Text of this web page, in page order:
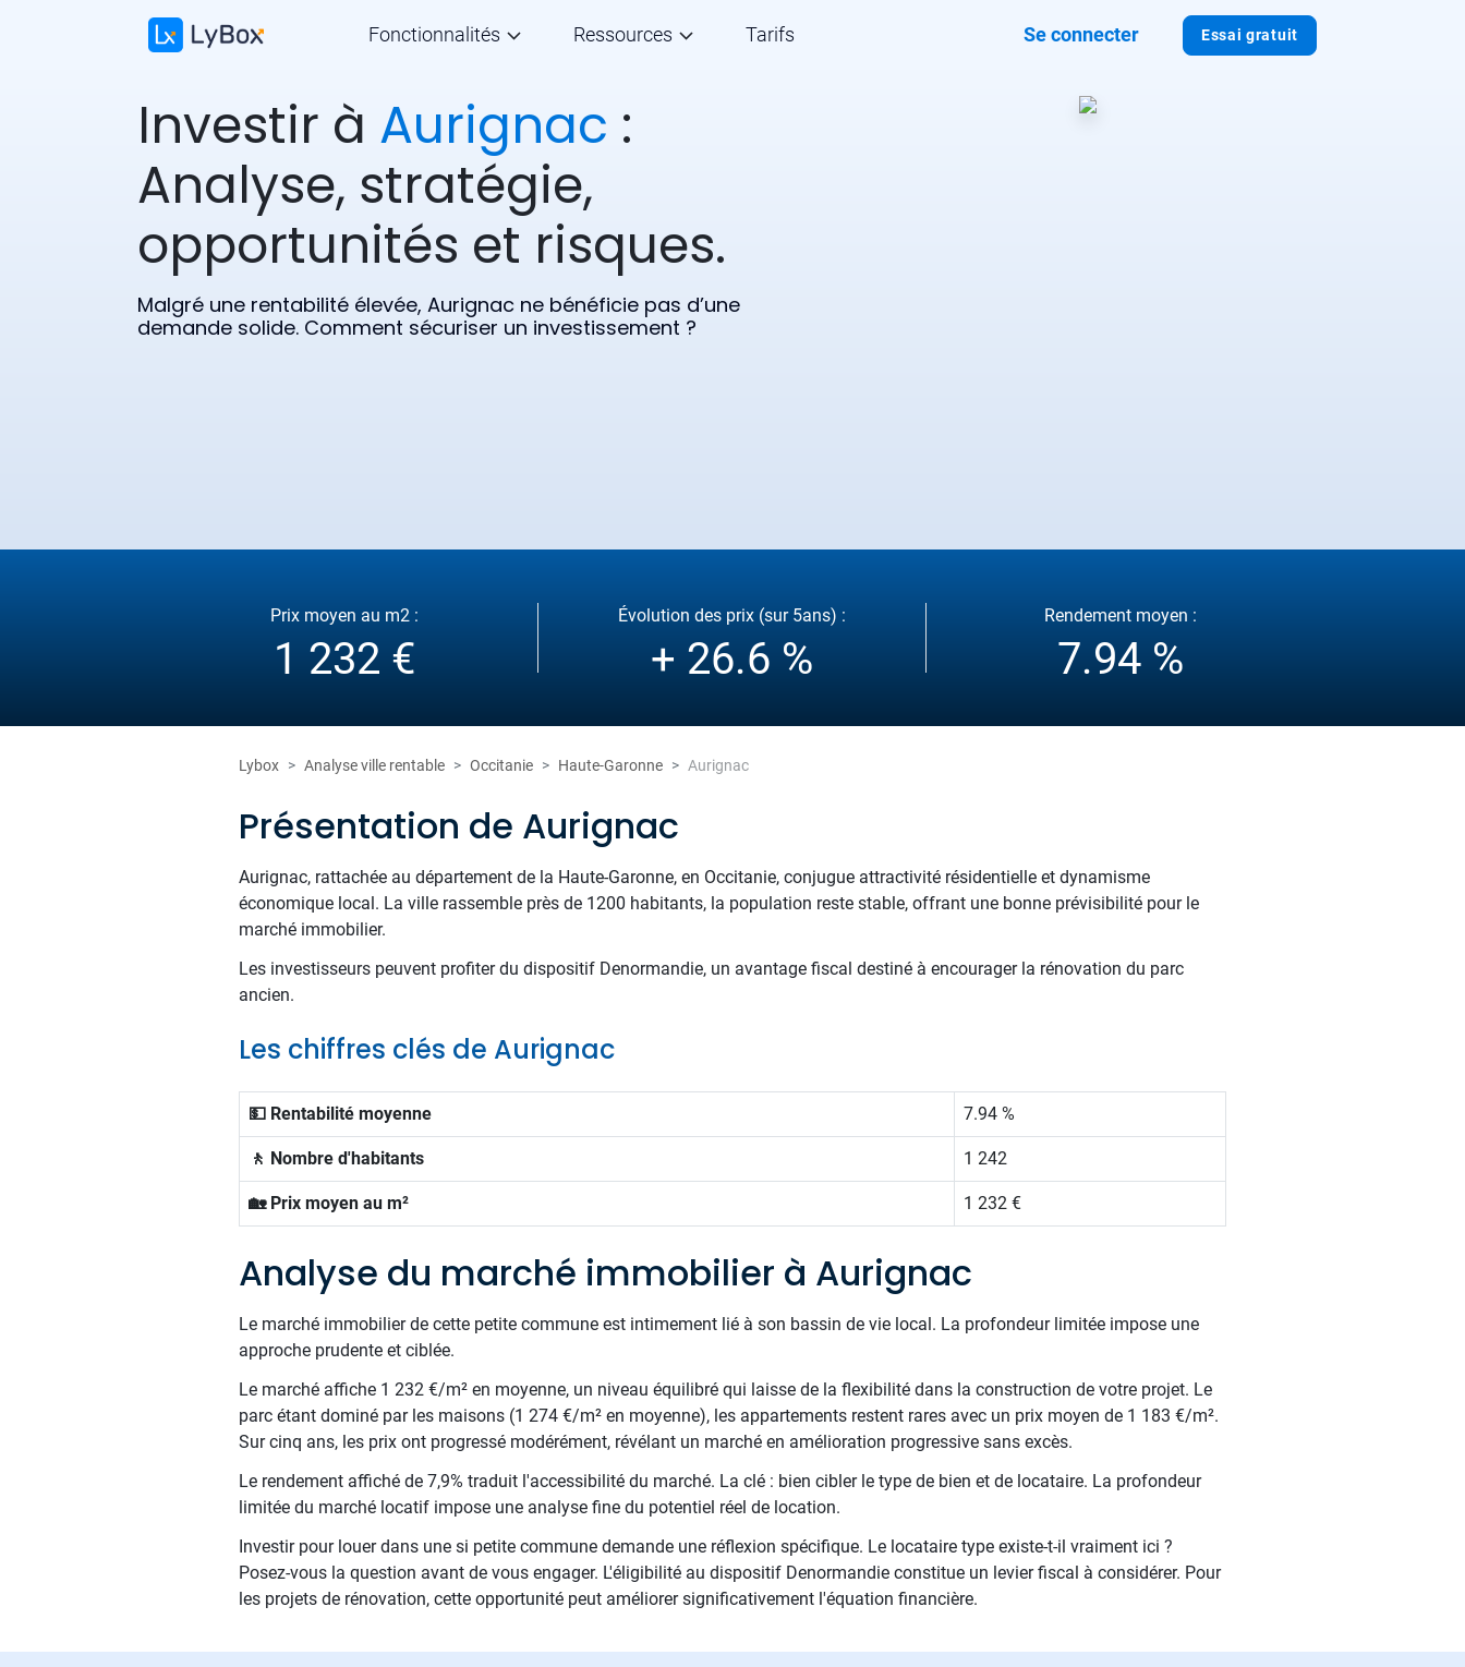
Essai gratuit
Fonctionnalités Ressources Tarifs Se connecter
Investir à Aurignac :
Analyse, stratégie,
opportunités et risques.
Malgré une rentabilité élevée, Aurignac ne bénéficie pas d’une
demande solide. Comment sécuriser un investissement ?
Prix moyen au m2 :
1 232 €
Évolution des prix (sur 5ans) :
+ 26.6 %
Rendement moyen :
7.94 %
Lybox Analyse ville rentable Occitanie Haute-Garonne Aurignac
Présentation de Aurignac
Aurignac, rattachée au département de la Haute-Garonne, en Occitanie, conjugue attractivité résidentielle et dynamisme
économique local. La ville rassemble près de 1200 habitants, la population reste stable, offrant une bonne prévisibilité pour le
marché immobilier.
Les investisseurs peuvent profiter du dispositif Denormandie, un avantage fiscal destiné à encourager la rénovation du parc
ancien.
Les chiffres clés de Aurignac
💵 Rentabilité moyenne 7.94 %
🚶 Nombre d'habitants 1 242
🏡 Prix moyen au m² 1 232 €
Analyse du marché immobilier à Aurignac
Le marché immobilier de cette petite commune est intimement lié à son bassin de vie local. La profondeur limitée impose une
approche prudente et ciblée.
Le marché affiche 1 232 €/m² en moyenne, un niveau équilibré qui laisse de la flexibilité dans la construction de votre projet. Le
parc étant dominé par les maisons (1 274 €/m² en moyenne), les appartements restent rares avec un prix moyen de 1 183 €/m².
Sur cinq ans, les prix ont progressé modérément, révélant un marché en amélioration progressive sans excès.
Le rendement affiché de 7,9% traduit l'accessibilité du marché. La clé : bien cibler le type de bien et de locataire. La profondeur
limitée du marché locatif impose une analyse fine du potentiel réel de location.
Investir pour louer dans une si petite commune demande une réflexion spécifique. Le locataire type existe-t-il vraiment ici ?
Posez-vous la question avant de vous engager. L'éligibilité au dispositif Denormandie constitue un levier fiscal à considérer. Pour
les projets de rénovation, cette opportunité peut améliorer significativement l'équation financière.